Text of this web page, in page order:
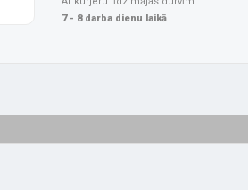
7 - 8 darba dienu laikā